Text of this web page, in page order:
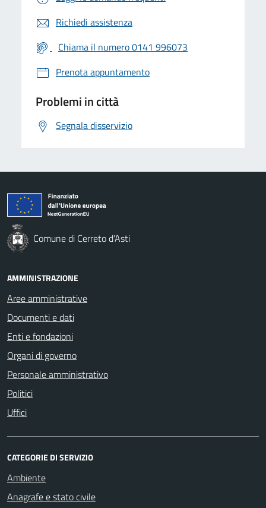
Richiedi assistenza
Chiama il numero 0141 996073
Prenota appuntamento
Problemi in città
Segnala disservizio
Comune di Cerreto d'Asti
AMMINISTRAZIONE
Aree amministrative
Documenti e dati
Enti e fondazioni
Organi di governo
Personale amministrativo
Politici
Uffici
CATEGORIE DI SERVIZIO
Ambiente
Anagrafe e stato civile